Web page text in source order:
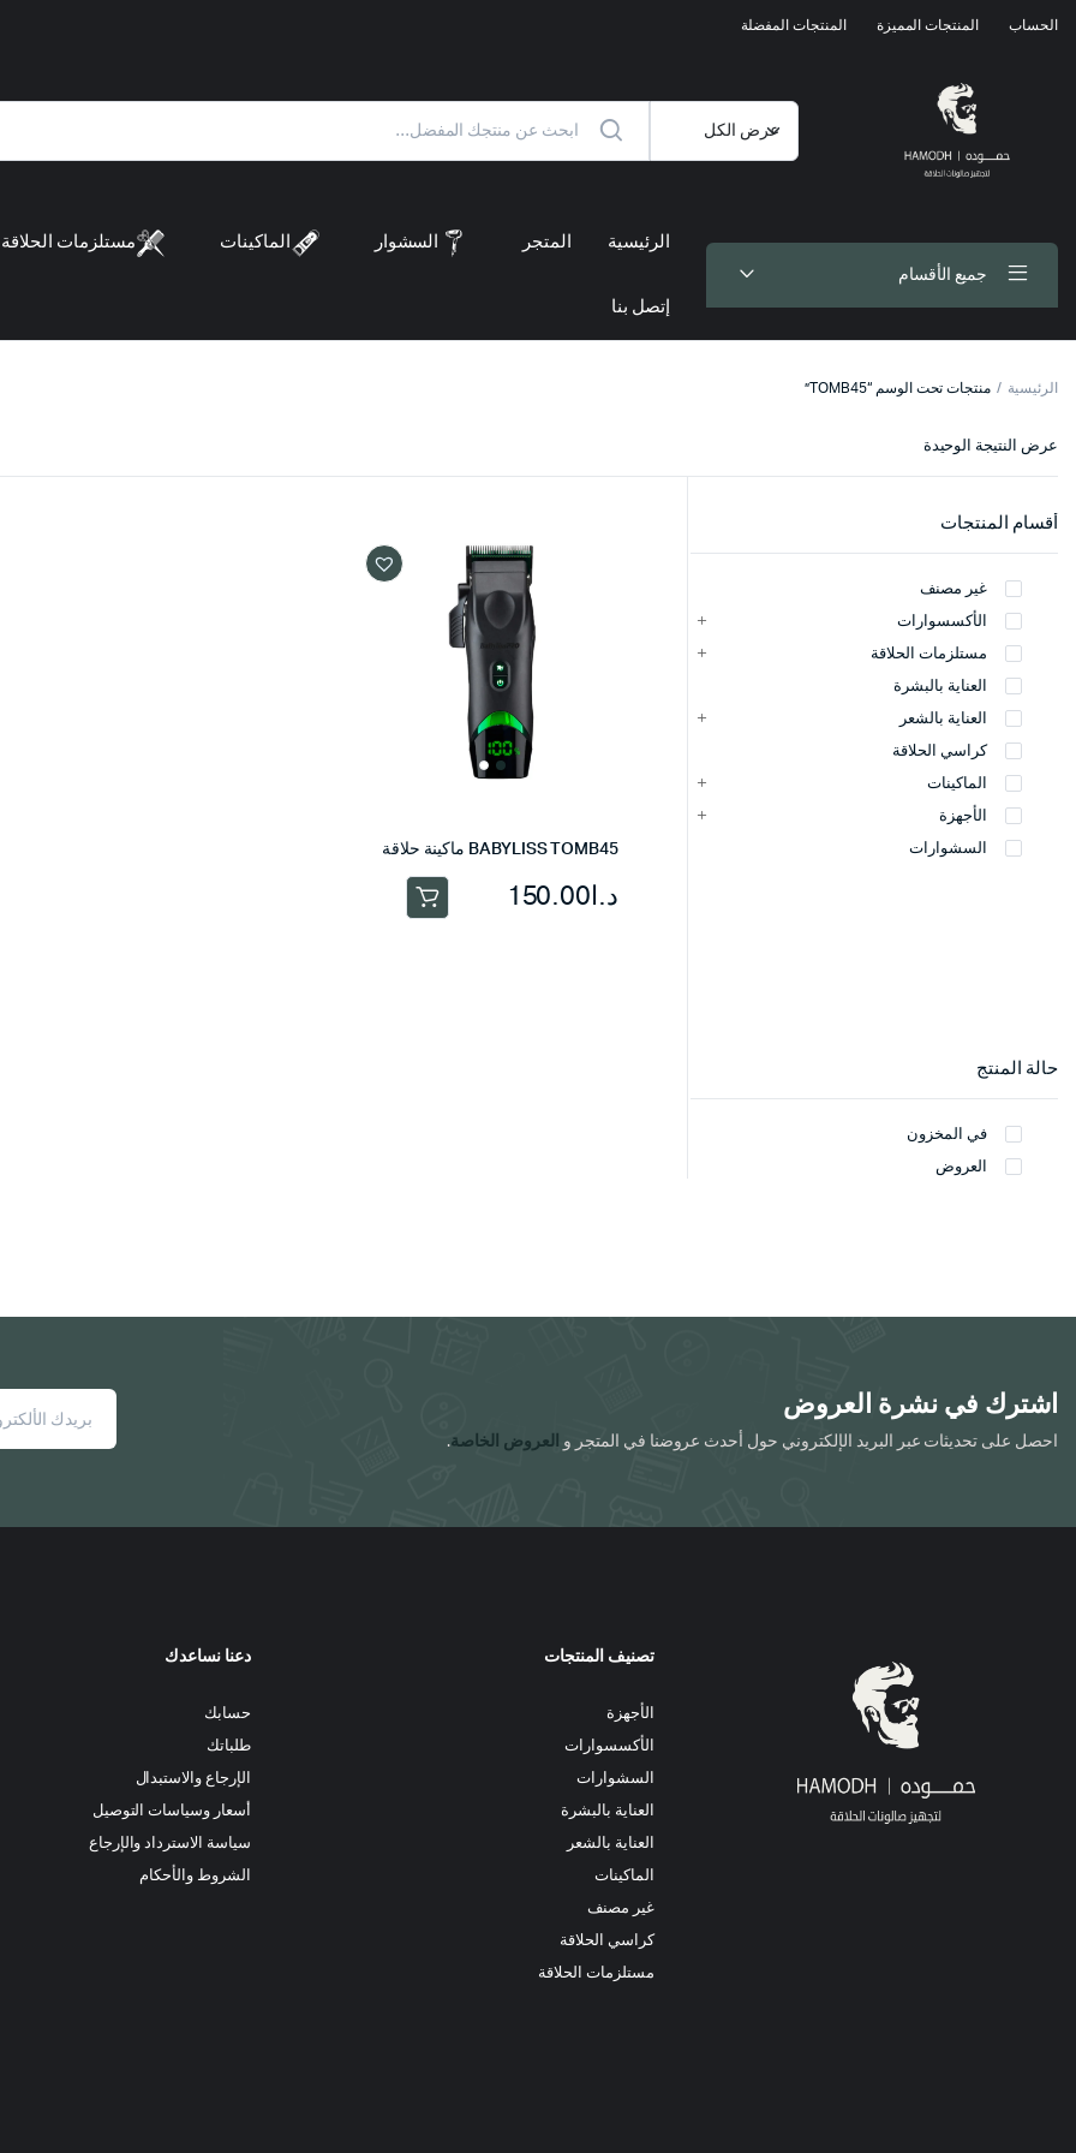
الحساب المنتجات المميزة المنتجات المفضلة
جميع الأقسام
الرئيسية المتجر السشوار الماكينات مستلزمات الحلاقة
إتصل بنا
الرئيسية منتجات تحت الوسم “TOMB45”
عرض النتيجة الوحيدة
BABYLISS TOMB45 ماكينة حلاقة
د.ا150.00
أقسام المنتجات
غير مصنف
الأكسسوارات
مستلزمات الحلاقة
العناية بالبشرة
العناية بالشعر
كراسي الحلاقة
الماكينات
الأجهزة
السشوارات
حالة المنتج
في المخزون
العروض
اشترك في نشرة العروض
احصل على تحديثات عبر البريد الإلكتروني حول أحدث عروضنا في المتجر و العروض الخاصة.
تصنيف المنتجات
الأجهزة
الأكسسوارات
السشوارات
العناية بالبشرة
العناية بالشعر
الماكينات
غير مصنف
كراسي الحلاقة
مستلزمات الحلاقة
دعنا نساعدك
حسابك
طلباتك
الإرجاع والاستبدال
أسعار وسياسات التوصيل
سياسة الاسترداد والإرجاع
الشروط والأحكام